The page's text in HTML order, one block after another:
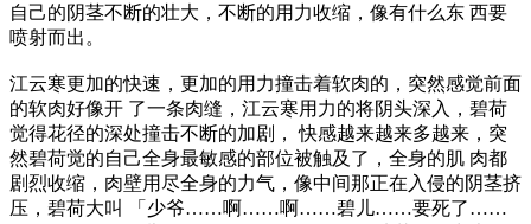
自己的阴茎不断的壮大，不断的用力收缩，像有什么东 西要
喷射而出。
江云寒更加的快速，更加的用力撞击着软肉的，突然感觉前面
的软肉好像开 了一条肉缝，江云寒用力的将阴头深入，碧荷
觉得花径的深处撞击不断的加剧， 快感越来越来多越来，突
然碧荷觉的自己全身最敏感的部位被触及了，全身的肌 肉都
剧烈收缩，肉壁用尽全身的力气，像中间那正在入侵的阴茎挤
压，碧荷大叫 「少爷……啊……啊……碧儿……要死了……